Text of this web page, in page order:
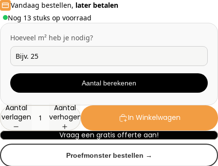
Vandaag bestellen, later betalen
Nog 13 stuks op voorraad
Hoeveel m² heb je nodig?
Aantal berekenen
Aantal
verlagen
Aantal
verhogen
In Winkelwagen
Vraag een gratis offerte aan!
Proefmonster bestellen →